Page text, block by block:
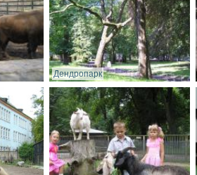
Дендропарк